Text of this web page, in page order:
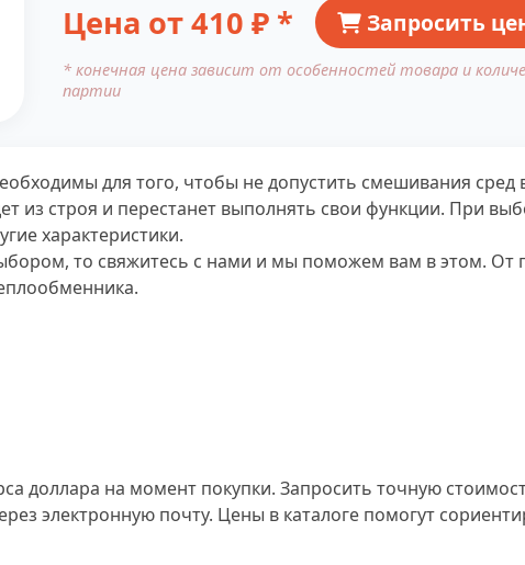
Цена от410 ₽ * Запросить
* конечная цена зависит от особенностей товара и
партии
для того, чтобы не допустить смешивания сред
из строя и перестанет выполнять свои функции. При
характеристики.
то свяжитесь с нами и мы поможем вам в этом. От
доллара на момент покупки. Запросить точную
электронную почту. Цены в каталоге помогут